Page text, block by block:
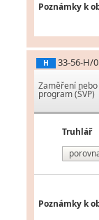
Poznámky k
H 33-56-H/
Zaměření
program (ŠVP)
Truhlář
Poznámky k